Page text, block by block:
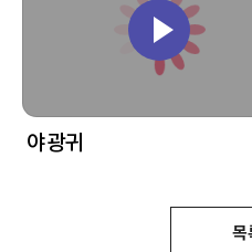
야광귀
목